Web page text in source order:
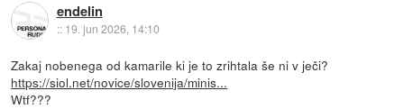
endelin
:: 19. jun 2026, 14:10
Zakaj nobenega od kamarile ki je to zrihtala še ni v ječi?
https://siol.net/novice/slovenija/minis...
Wtf???